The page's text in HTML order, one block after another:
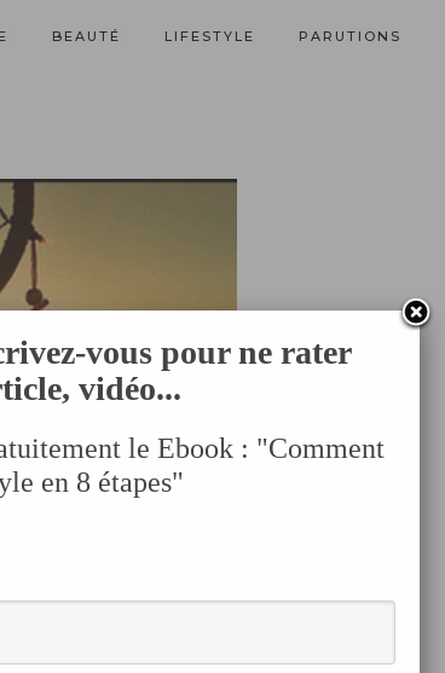
BEAUTÉ LIFESTYLE PARUTIONS
vous pour ne rater
vidéo...
le Ebook : "Comment
en 8 étapes"